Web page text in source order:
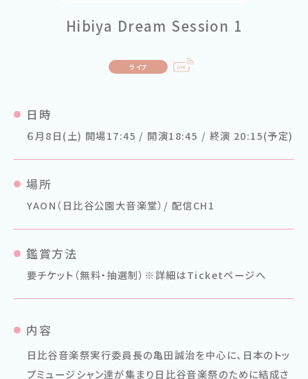
Hibiya Dream Session 1
ライブ
日時
６月8日(土) 開場17:45 / 開演18:45 / 終演 20:15(予定)
場所
YAON（日比谷公園大音楽堂）/ 配信CH1
鑑賞方法
要チケット（無料・抽選制）※詳細はTicketページへ
内容
日比谷音楽祭実行委員長の亀田誠治を中心に、日本のトッ
プミュージシャン達が集まり日比谷音楽祭のために結成さ